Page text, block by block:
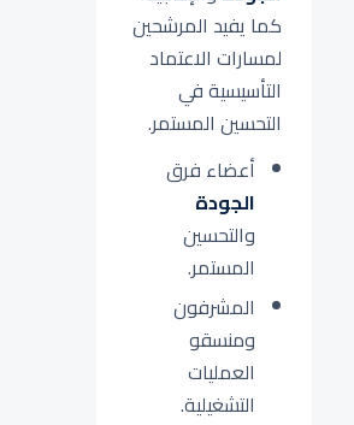
كما يفيد المرشحين
لمسارات الاعتماد
التأسيسية في
التحسين المستمر.
أعضاء فرق
الجودة
والتحسين
المستمر.
المشرفون
ومنسقو
العمليات
التشغيلية.